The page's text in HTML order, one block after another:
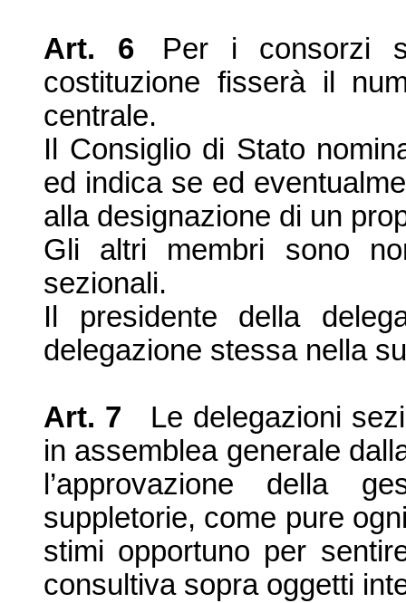
Art. 6
Per i consorzi
costituzione fisserà il
centrale.
Il Consiglio di Stato
ed indica se ed
alla designazione di un
Gli altri membri sono
sezionali.
Il presidente della
delegazione stessa nella
Art. 7
Le delegazioni
in assemblea generale da
l’approvazione della
suppletorie, come pure
stimi opportuno per
consultiva sopra oggetti